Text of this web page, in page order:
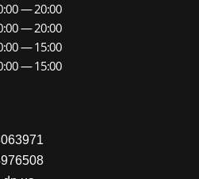
— 20:00
— 20:00
— 15:00
— 15:00